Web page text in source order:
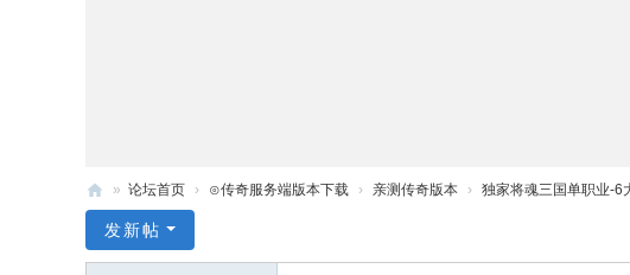
奇
» 论坛首页 › ⊙传奇服务端版本下载 › 亲测传奇版本 › 独家将魂三国单职业-6
发新帖